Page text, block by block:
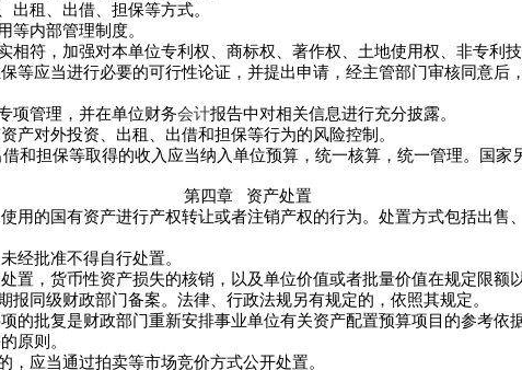
租、出借、担保等方式。
内部管理制度。
，加强对本单位专利权、商标权、著作权、土地使用权、非专利技
应当进行必要的可行性论证，并提出申请，经主管部门审核同意后
管理，并在单位财务会计报告中对相关信息进行充分披露。
对外投资、出租、出借和担保等行为的风险控制。
和担保等取得的收入应当纳入单位预算，统一核算，统一管理。国家
第四章
资产处置
的国有资产进行产权转让或者注销产权的行为。处置方式包括出售
批准不得自行处置。
，货币性资产损失的核销，以及单位价值或者批量价值在规定限额
同级财政部门备案。法律、行政法规另有规定的，依照其规定。
批复是财政部门重新安排事业单位有关资产配置预算项目的参考依
原则。
应当通过拍卖等市场竞价方式公开处置。